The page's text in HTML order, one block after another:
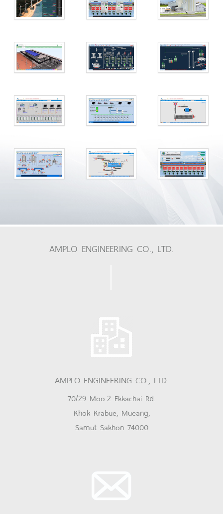
AMPLO ENGINEERING CO., LTD.
AMPLO ENGINEERING CO., LTD.
70/29 Moo.2 Ekkachai Rd.
Khok Krabue, Mueang,
Samut Sakhon 74000